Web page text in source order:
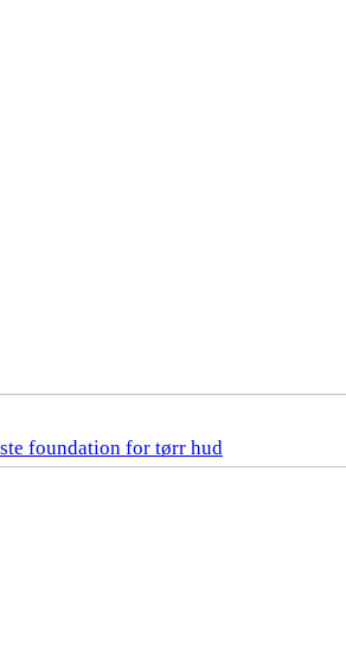
foundation for tørr hud